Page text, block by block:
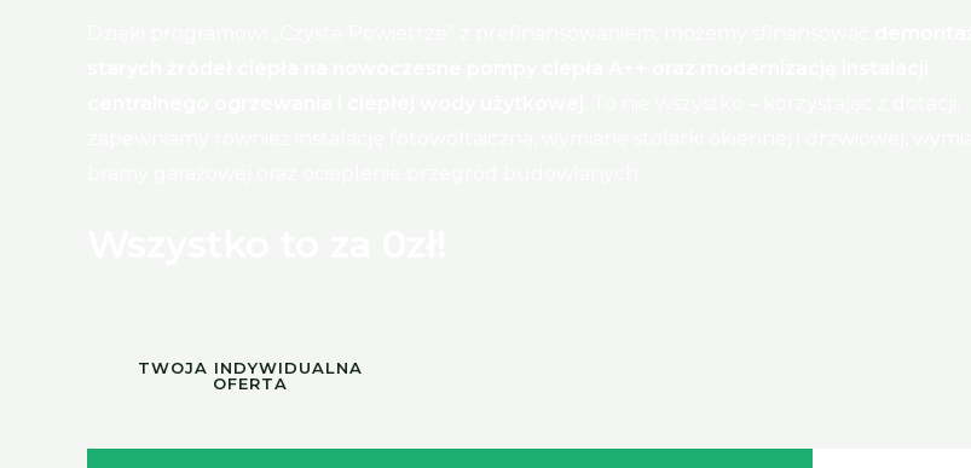
TWOJA INDYWIDUALNA
OFERTA